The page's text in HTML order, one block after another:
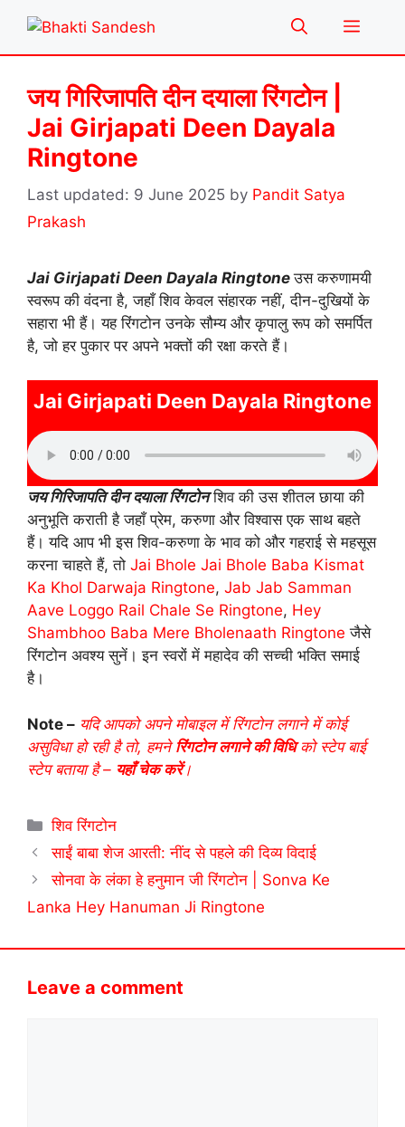
content
Menu
जय गिरिजापति दीन दयाला रिंगटोन |
Jai Girjapati Deen Dayala
Ringtone
9 June 2025 by Pandit Satya
Prakash
Jai Girjapati Deen Dayala Ringtoneउस करुणामयी
स्वरूप की वंदना है, जहाँ शिव केवल संहारक नहीं, दीन-दुखियों के
सहारा भी हैं। यह रिंगटोन उनके सौम्य और कृपालु रूप को समर्पित
है, जो हर पुकार पर अपने भक्तों की रक्षा करते हैं।
Jai Girjapati Deen Dayala Ringtone
जय गिरिजापति दीन दयाला रिंगटोनशिव की उस शीतल छाया की
अनुभूति कराती है जहाँ प्रेम, करुणा और विश्वास एक साथ बहते
हैं। यदि आप भी इस शिव-करुणा के भाव को और गहराई से महसूस
करना चाहते हैं, तो Jai Bhole Jai Bhole Baba Kismat
Ka Khol Darwaja Ringtone, Jab Jab Samman
Aave Loggo Rail Chale Se Ringtone, Hey
Shambhoo Baba Mere Bholenaath Ringtone जैसे
रिंगटोन अवश्य सुनें। इन स्वरों में महादेव की सच्ची भक्ति समाई
है।
Note – यदि आपको अपने मोबाइल में रिंगटोन लगाने में कोई
असुविधा हो रही है तो, हमनेरिंगटोन लगाने की विधिको स्टेप बाई
स्टेप बताया है – यहाँ चेक करें।
Categories
शिव रिंगटोन
साईं बाबा शेज आरती: नींद से पहले की दिव्य विदाई
सोनवा के लंका हे हनुमान जी रिंगटोन | Sonva Ke
Lanka Hey Hanuman Ji Ringtone
Leave a comment